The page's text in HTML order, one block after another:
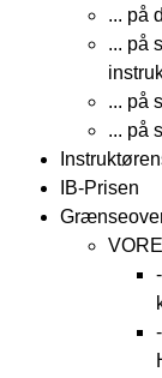
... på
... på
... på
... på
IB-Prisen